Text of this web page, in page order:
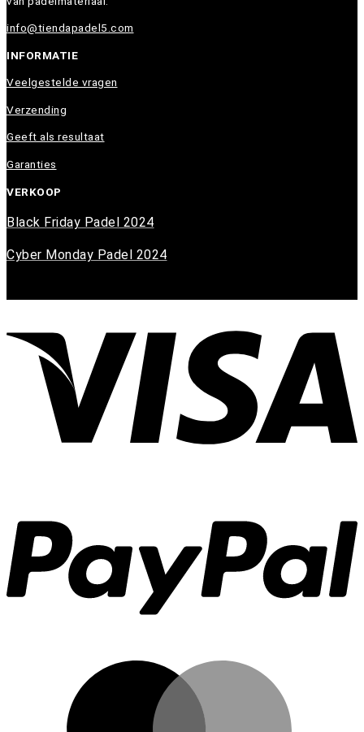
info@tiendapadel5.com
INFORMATIE
Veelgestelde vragen
Verzending
Geeft als resultaat
Garanties
VERKOOP
Black Friday Padel 2024
Cyber Monday Padel 2024